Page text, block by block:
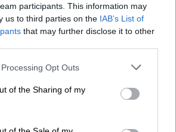
participants. This information may
us to third parties on the IAB’s List of
that may further disclose it to other
website/app uses one or more Google
or usage behaviour. You may click to
to Google and its third-party tags to
specified purposes in below Google
Opt Outs
of the Sharing of my
20:34
Τουρκία και ΗΠΑ: Ο
και το ταξίδι
Ουάσιγκτον